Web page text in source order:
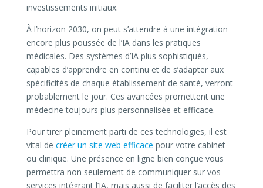
investissements initiaux.
À l’horizon 2030, on peut s’attendre à une intégration
encore plus poussée de l’IA dans les pratiques
médicales. Des systèmes d’IA plus sophistiqués,
capables d’apprendre en continu et de s’adapter aux
spécificités de chaque établissement de santé, verront
probablement le jour. Ces avancées promettent une
médecine toujours plus personnalisée et efficace.
Pour tirer pleinement parti de ces technologies, il est
vital de créer un site web efficace pour votre cabinet
ou clinique. Une présence en ligne bien conçue vous
permettra non seulement de communiquer sur vos
services intégrant l’IA, mais aussi de faciliter l’accès des